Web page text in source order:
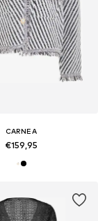
CARNEA
€159,95